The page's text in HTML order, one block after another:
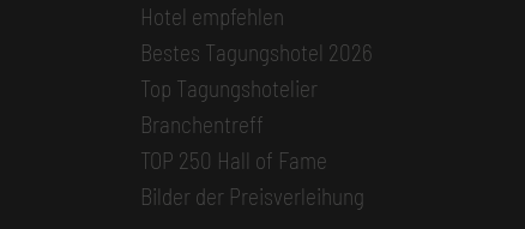
Hotel empfehlen
Bestes Tagungshotel 2026
Top Tagungshotelier
Branchentreff
TOP 250 Hall of Fame
Bilder der Preisverleihung